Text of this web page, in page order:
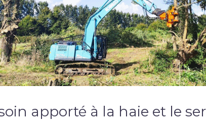
apporté à la haie et le